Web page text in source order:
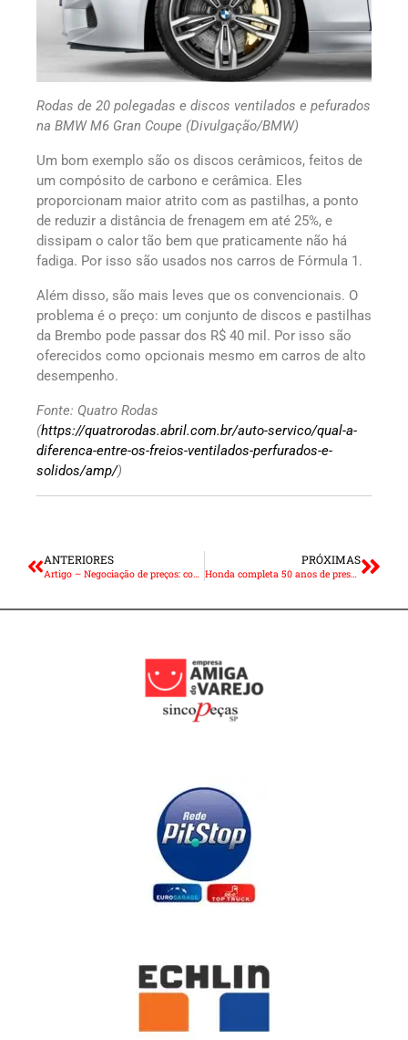
Rodas de 20 polegadas e discos ventilados e pefurados
na BMW M6 Gran Coupe (Divulgação/BMW)
Um bom exemplo são os discos cerâmicos, feitos de
um compósito de carbono e cerâmica. Eles
proporcionam maior atrito com as pastilhas, a ponto
de reduzir a distância de frenagem em até 25%, e
dissipam o calor tão bem que praticamente não há
fadiga. Por isso são usados nos carros de Fórmula 1.
Além disso, são mais leves que os convencionais. O
problema é o preço: um conjunto de discos e pastilhas
da Brembo pode passar dos R$ 40 mil. Por isso são
oferecidos como opcionais mesmo em carros de alto
desempenho.
Fonte: Quatro Rodas
(https://quatrorodas.abril.com.br/auto-servico/qual-a-
diferenca-entre-os-freios-ventilados-perfurados-e-
solidos/amp/)
ANTERIORES
Artigo – Negociação de preços: conquiste o “sim” do cliente
PRÓXIMAS
Honda completa 50 anos de presença no Brasil